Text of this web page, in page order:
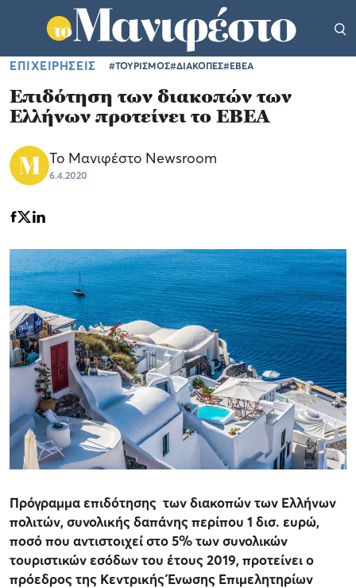
ΕΠΙΧΕΙΡΗΣΕΙΣ #ΤΟΥΡΙΣΜΟΣ#ΔΙΑΚΟΠΕΣ#ΕΒΕΑ
Επιδότηση των διακοπών των
Ελλήνων προτείνει το ΕΒΕΑ
Το Μανιφέστο Newsroom
6.4.2020
Πρόγραμμα επιδότησης των διακοπών των Ελλήνων
πολιτών, συνολικής δαπάνης περίπου 1 δισ. ευρώ,
ποσό που αντιστοιχεί στο 5% των συνολικών
τουριστικών εσόδων του έτους 2019, προτείνει ο
πρόεδρος της Κεντρικής Ένωσης Επιμελητηρίων